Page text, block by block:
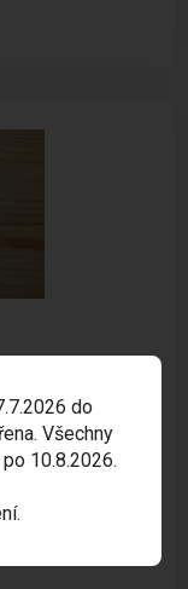
do
Všechny
10.8.2026.